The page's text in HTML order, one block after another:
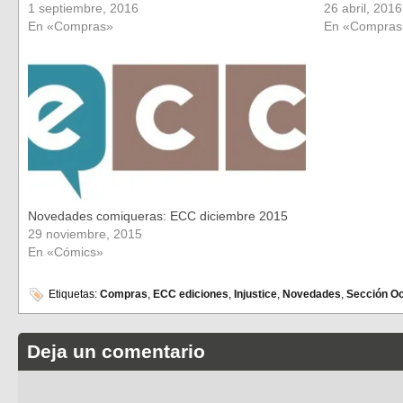
1 septiembre, 2016
En «Compras»
26 abril, 2016
En
Novedades comiqueras: ECC diciembre 2015
29 noviembre, 2015
En «Cómics»
Etiquetas: Compras, ECC ediciones, Injustice, Novedades, Sección
Deja un comentario